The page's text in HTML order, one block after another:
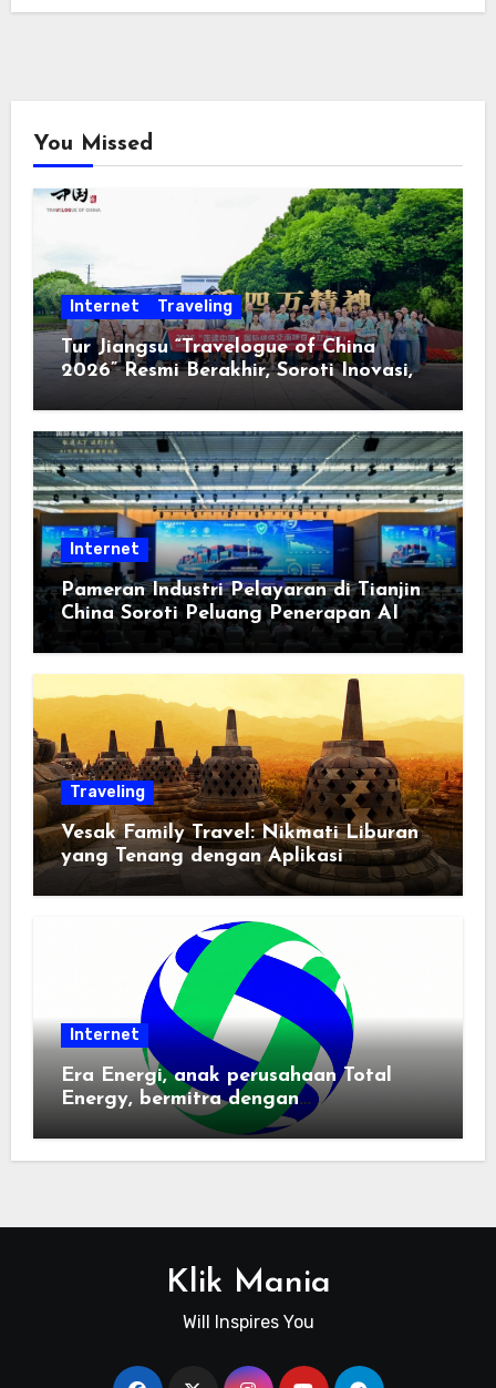
You Missed
Internet Traveling
Tur Jiangsu “Travelogue of China
2026” Resmi Berakhir, Soroti Inovasi,
Keterbukaan, dan Pembangunan
Berorientasi pada Masyarakat
Internet
Pameran Industri Pelayaran di Tianjin
China Soroti Peluang Penerapan AI
Traveling
Vesak Family Travel: Nikmati Liburan
yang Tenang dengan Aplikasi
Pemindai PDF
Internet
Era Energi, anak perusahaan Total
Energy, bermitra dengan
Zhuochuangtong untuk mempercepat
transisi energi Indonesia — raksasa
Klik Mania
Will Inspires You